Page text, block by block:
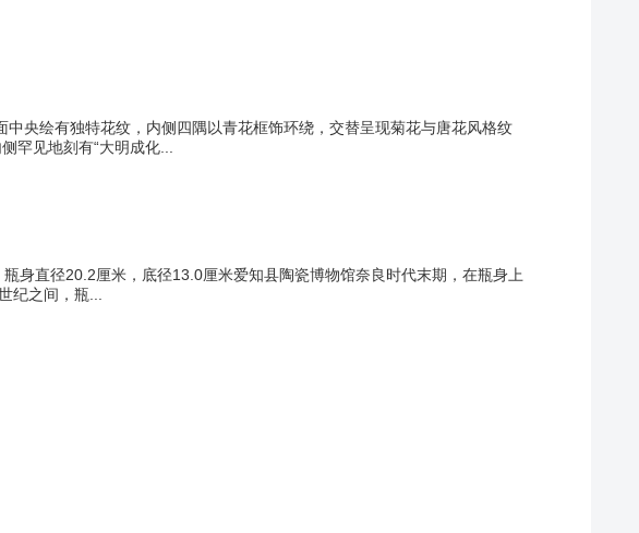
绘有独特花纹，内侧四隅以青花框饰环绕，交替呈现菊花与唐花风格纹
罕见地刻有“大明成化...
身直径20.2厘米，底径13.0厘米爱知县陶瓷博物馆奈良时代末期，在瓶身上
纪之间，瓶...